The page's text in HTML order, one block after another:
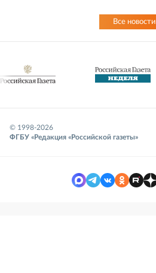
Все новости
© 1998-2026
ФГБУ «Редакция «Российской газеты»